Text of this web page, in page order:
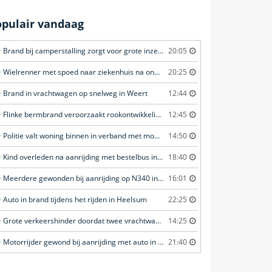
vandaag
Brand bij camperstalling zorgt voor grote inzet in Almkerk 20:05
Wielrenner met spoed naar ziekenhuis na ongeval in Zwartebroek 20:25
Brand in vrachtwagen op snelweg in Weert 12:44
Flinke bermbrand veroorzaakt rookontwikkeling in Haastrecht 12:45
Politie valt woning binnen in verband met mogelijk vuurwapen in Eindhoven 14:50
Kind overleden na aanrijding met bestelbus in Dordrecht 18:40
Meerdere gewonden bij aanrijding op N340 in Ommen 16:01
Auto in brand tijdens het rijden in Heelsum 22:25
Grote verkeershinder doordat twee vrachtwagens botsen tunnel in Zwijndrecht 14:25
Motorrijder gewond bij aanrijding met auto in 't Veld 21:40